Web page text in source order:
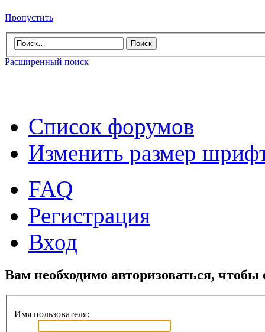
Пропустить
Расширенный поиск
Список форумов
Изменить размер
FAQ
Регистрация
Вход
Вам необходимо авторизоваться,
Имя пользователя: